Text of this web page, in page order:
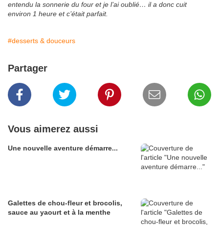
entendu la sonnerie du four et je l’ai oublié… il a donc cuit
environ 1 heure et c’était parfait.
#desserts & douceurs
Partager
Vous aimerez aussi
Une nouvelle aventure démarre...
Galettes de chou-fleur et brocolis,
sauce au yaourt et à la menthe